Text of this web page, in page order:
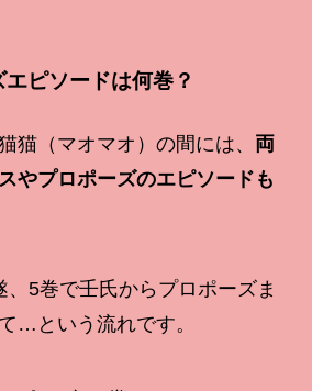
ピソードは何巻？
猫（マオマオ）の間には、 両
やプロポーズのエピソードも
、5巻で壬氏からプロポーズま
…という流れです。